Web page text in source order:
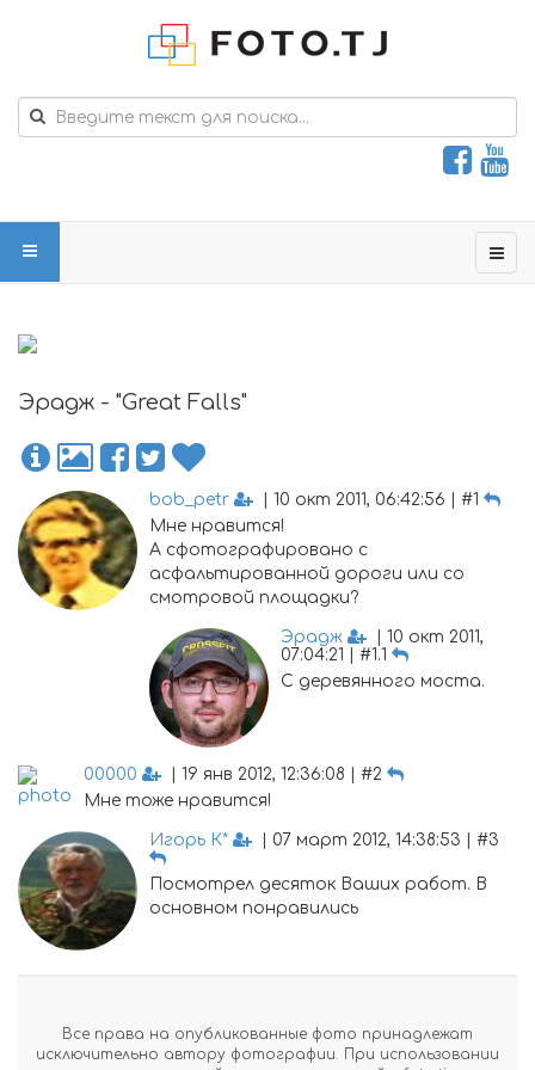
Эрадж - "Great Falls"
bob_petr
| 10 окт 2011, 06:42:56 | #1
Мне нравится!
А сфотографировано с
асфальтированной дороги или со
смотровой площадки?
Эрадж
| 10 окт 2011,
07:04:21 | #1.1
С деревянного моста.
00000
| 19 янв 2012, 12:36:08 | #2
Мне тоже нравится!
Игорь К* | 07 март 2012, 14:38:53 | #3
Посмотрел десяток Ваших работ. В
основном понравились
Все права на опубликованные фото принадлежат
исключительно автору фотографии. При использовании